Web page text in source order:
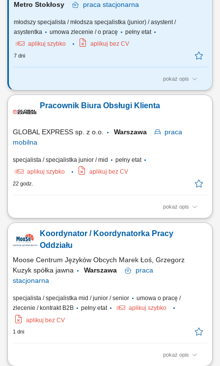
Metro Stokłosy
praca stacjonarna
młodszy specjalista / młodsza specjalistka (junior) / asystent /
asystentka
umowa zlecenie / o pracę
pełny etat
aplikuj szybko
aplikuj bez CV
7 dni
pokaż opis
Codzienny kontakt z klientami francuskojęzycznymi – mailowy oraz
doradztwo produktowe). Przygotowywanie ofert handlowych i
wizualizacji dostosowanych do potrzeb klientów z rynku
Pracownik Biura Obsługi Klienta
GLOBAL EXPRESS sp. z o.o. Warszawa
praca
mobilna
specjalista / specjalistka junior / mid
pełny etat
aplikuj szybko
aplikuj bez CV
22 godz.
pokaż opis
Podstawowy zakres obowiązków: telefoniczna i mailowa obsługa
wizerunek firmy;Koordynator / Koordynatorka Pracy
Oddziału
Moose Centrum Języków Obcych Marek Łoś, Grzegorz
Kuzyk spółka jawna
Warszawa
praca
stacjonarna
specjalista / specjalistka mid / junior / senior
umowa o pracę /
zlecenie / kontrakt B2B
pełny etat
aplikuj szybko
aplikuj bez CV
1 dni
pokaż opis